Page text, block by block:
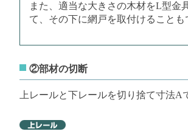
また、適当な大きさの木材をL型金
て、その下に網戸を取付けることも
②部材の切断
上レールと下レールを切り捨て寸法A